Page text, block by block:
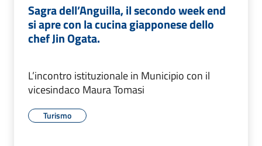
Sagra dell’Anguilla, il secondo week end
si apre con la cucina giapponese dello
chef Jin Ogata.
L’incontro istituzionale in Municipio con il
vicesindaco Maura Tomasi
Turismo